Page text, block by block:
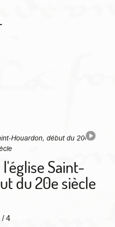
Saint-
du 20e siècle
/ 4